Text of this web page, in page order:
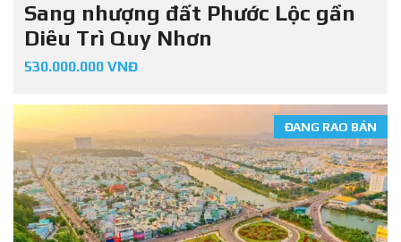
Sang nhượng đất Phước Lộc gần
Diêu Trì Quy Nhơn
530.000.000 VNĐ
ĐANG RAO BÁN